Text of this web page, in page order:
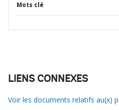
Mots clé
LIENS CONNEXES
Voir les documents relatifs au(x)